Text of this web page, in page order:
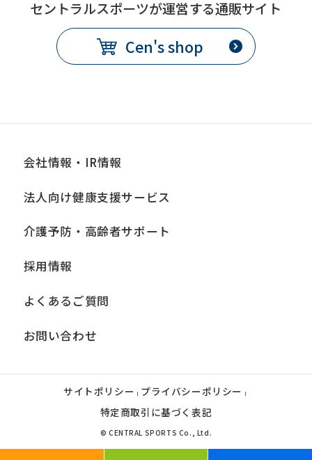
セントラルスポーツが運営する通販サイト
Cen's shop
会社情報・IR情報
法人向け健康支援サービス
介護予防・高齢者サポート
採用情報
よくあるご質問
お問い合わせ
サイトポリシー | プライバシーポリシー |
特定商取引に基づく表記
© CENTRAL SPORTS Co., Ltd.